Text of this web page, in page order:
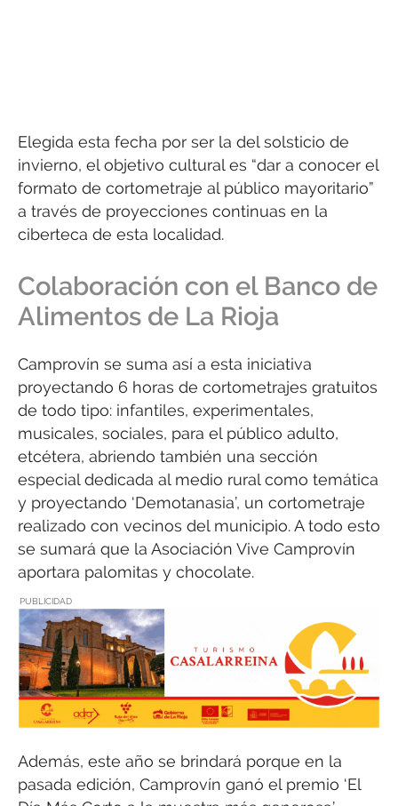
Elegida esta fecha por ser la del solsticio de
invierno, el objetivo cultural es “dar a conocer el
formato de cortometraje al público mayoritario”
a través de proyecciones continuas en la
ciberteca de esta localidad.
Colaboración con el Banco de
Alimentos de La Rioja
Camprovín se suma así a esta iniciativa
proyectando 6 horas de cortometrajes gratuitos
de todo tipo: infantiles, experimentales,
musicales, sociales, para el público adulto,
etcétera, abriendo también una sección
especial dedicada al medio rural como temática
y proyectando ‘Demotanasia’, un cortometraje
realizado con vecinos del municipio. A todo esto
se sumará que la Asociación Vive Camprovín
aportara palomitas y chocolate.
PUBLICIDAD
Además, este año se brindará porque en la
pasada edición, Camprovín ganó el premio ‘El